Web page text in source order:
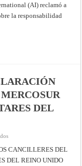
Bush
por
crímenes
(AI) reclamó a
la responsabilidad
DEL
en
MALVINAS:
DECLARACIÓN
DE
CANCILLERES DEL
DEL REINO UNIDO